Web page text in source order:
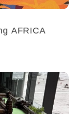
AFRICA